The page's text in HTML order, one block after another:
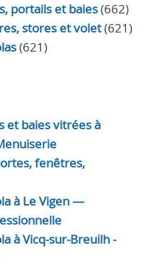
portails et baies(662)
stores et volet(621)
(621)
et baies vitrées à
fenêtres,
à Le Vigen —
à Vicq-sur-Breuilh -